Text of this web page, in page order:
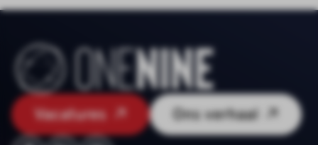
Vacatures Ons verhaal